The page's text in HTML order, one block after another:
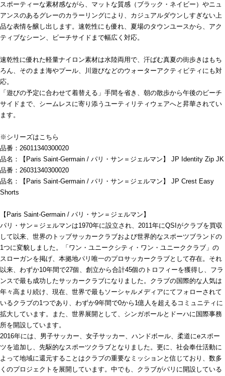
スポーティーな素材感ながら、マットな質感（ブラック・ネイビー）やニュ
アンスのあるグレーのカラーリングにより、カジュアルダウンしすぎない上
品な表情を醸し出します。速乾性にも優れ、夏場のタウンユースから、アク
ティブなシーン、ビーチサイドまで幅広く対応。
速乾性に優れた軽量ナイロン素材は水陸両用で、汗ばむ真夏の街歩きはもち
ろん、そのまま海やプール、川遊びなどのウォーターアクティビティにも対
応。
「遊びの予定に合わせて着替える」手間を省き、朝の散歩から午後のビーチ
サイドまで、シームレスに寄り添うユーティリティウェアへと昇華されてい
ます。
※シリーズはこちら
品番：26011340300020
品名：【Paris Saint-Germain / パリ・サン＝ジェルマン】 JP Identity Zip JK
品番：26031340300020
品名：【Paris Saint-Germain / パリ・サン＝ジェルマン】 JP Crest Easy
Shorts
【Paris Saint-Germain / パリ・サン＝ジェルマン】
パリ・サン＝ジェルマンは1970年に設立され、2011年にQSIがクラブを買収
して以来、世界のトップサッカークラブおよび世界的なスポーツブランドの
1つに変貌しました。「ワン・ユニークシティ・ワン・ユニーククラブ」の
スローガンを掲げ、本拠地パリ唯一のプロサッカークラブとして存在。それ
以来、わずか10年間で27個、創立から合計45個のトロフィーを獲得し、フラ
ンスで最も成功したサッカークラブになりました。クラブの国際的な人気は
年々高まり続け、現在、世界で最もソーシャルメディアにてフォローされて
いるクラブの1つであり、わずか9年間で0から1億人を超えるコミュニティに
拡大しています。また、世界展開として、シンガポールとドーハに国際事務
所を開設しています。
2016年には、男子サッカー、女子サッカー、ハンドボール、柔道にeスポー
ツを追加し、先駆的なスポーツクラブとなりました。更に、社会奉仕活動に
よって地域に還元することはクラブの重要なミッションと信じており、数多
くのプロジェクトを展開しています。中でも、クラブがパリに開設している